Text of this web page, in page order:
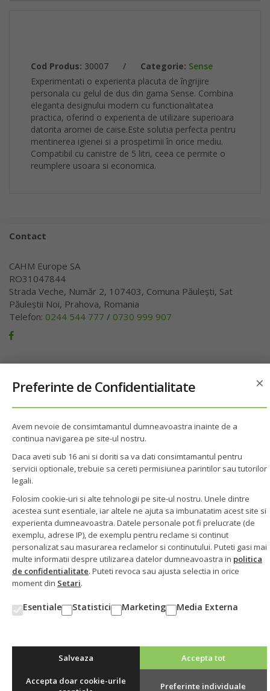
Cod Produs: 30007 / Categorie: Sense
Experimentati o experienta placuta de îngrijire
personala cu gelul de dus din gama Sense. Combina
eleganta designului modern cu functionalitatea
practica, oferind o experienta de utilizare superioara
datorita aromei de caise.Este solutia perfecta pentru
mentinerea igienei si a prospetimii în orice mediu.
Compatibil cu canistre de 5 litri, ceea ce permite o
reumplere usoara si economica.
Contact
CAHM Europe SA
RO31047844
Strada Veche, Număr 2, 107403, Comuna Păulești, Sat
Păuleștii Noi, Prahova, Romania
Telefon: 0244 544 777 / 0730 999 907
Despre noi
Cum Cumpar
Livrare & Plata
Termeni & Conditii
Informatii
Politica de confidentialitate
Politica cookie
Setari cookie
Regulament Tombola Kaufland
GDPR Tombola Kaufland
Act aditional
×
Preferinte de Confidentialitate
Avem nevoie de consimtamantul dumneavoastra inainte de a
continua navigarea pe site-ul nostru.
Daca aveti sub 16 ani si doriti sa va dati consimtamantul pentru
servicii optionale, trebuie sa cereti permisiunea parintilor sau tutorilor
legali.
Folosim cookie-uri si alte tehnologii pe site-ul nostru. Unele dintre
acestea sunt esentiale, iar altele ne ajuta sa imbunatatim acest site si
experienta dumneavoastra. Datele personale pot fi prelucrate (de
exemplu, adrese IP), de exemplu pentru reclame si continut
personalizat sau masurarea reclamelor si continutului. Puteti gasi mai
multe informatii despre utilizarea datelor dumneavoastra in politica
de confidentialitate. Puteti revoca sau ajusta selectia in orice
moment din Setari.
Esentiale Statistici Marketing Media Externa
Salveaza Accepta tot
Accepta doar cookie-urile
Preferinte individuale